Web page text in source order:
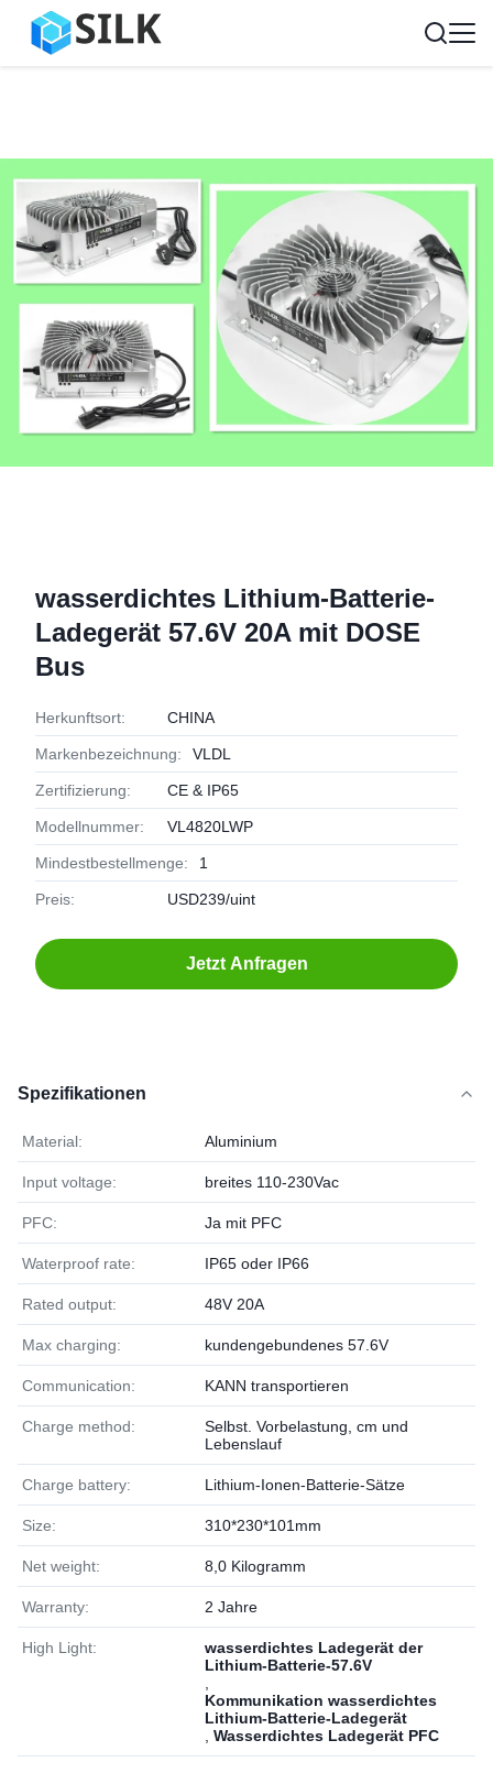
wasserdichtes Lithium-Batterie-
Ladegerät 57.6V 20A mit DOSE
Bus
Herkunftsort: CHINA
Markenbezeichnung: VLDL
Zertifizierung: CE & IP65
Modellnummer: VL4820LWP
Mindestbestellmenge: 1
Preis: USD239/uint
Jetzt Anfragen
Spezifikationen
Material: Aluminium
Input voltage: breites 110-230Vac
PFC: Ja mit PFC
Waterproof rate: IP65 oder IP66
Rated output: 48V 20A
Max charging: kundengebundenes 57.6V
Communication: KANN transportieren
Charge method:
Selbst. Vorbelastung, cm und
Lebenslauf
Charge battery: Lithium-Ionen-Batterie-Sätze
Size: 310*230*101mm
Net weight: 8,0 Kilogramm
Warranty: 2 Jahre
High Light:
wasserdichtes Ladegerät der
Lithium-Batterie-57.6V
Kommunikation wasserdichtes
Lithium-Batterie-Ladegerät
Wasserdichtes Ladegerät PFC